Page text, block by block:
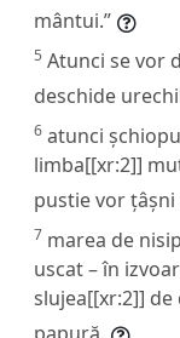
mântui.”
5 Atunci se vor
deschide
6 atunci
limba[[xr:2]]
pustie vor țâșni
7 marea de
uscat – în
slujea[[xr:2]]